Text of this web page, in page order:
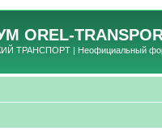
OREL-
ТРАНСПОРТ | Неофициальный